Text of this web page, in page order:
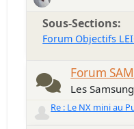
Sous-Sections
Forum Objectifs
Forum
Les
Re : Le NX mini au